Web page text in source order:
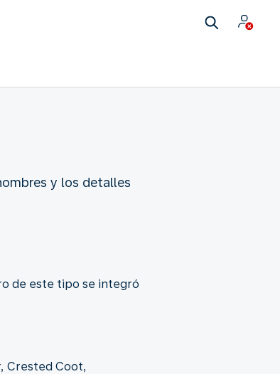
y los detalles
de este tipo se integró
Crested Coot,